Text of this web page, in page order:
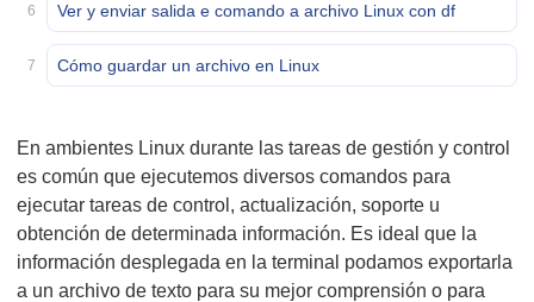
6 Ver y enviar salida e comando a archivo Linux con df
7 Cómo guardar un archivo en Linux
En ambientes Linux durante las tareas de gestión y control
es común que ejecutemos diversos comandos para
ejecutar tareas de control, actualización, soporte u
obtención de determinada información. Es ideal que la
información desplegada en la terminal podamos exportarla
a un archivo de texto para su mejor comprensión o para